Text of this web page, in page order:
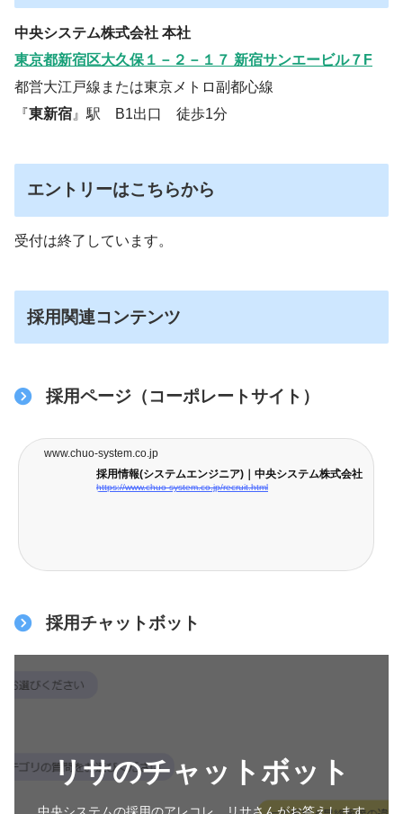
中央システム株式会社 本社
東京都新宿区大久保１－２－１７ 新宿サンエービル７F
都営大江戸線または東京メトロ副都心線
『東新宿 』駅 B1出口 徒歩1分
エントリーはこちらから
受付は終了しています。
採用関連コンテンツ
採用ページ（コーポレートサイト）
www.chuo-system.co.jp
採用情報(システムエンジニア)｜中央システム株式会社
https://www.chuo-system.co.jp/recruit.html
採用チャットボット
リサのチャットボット